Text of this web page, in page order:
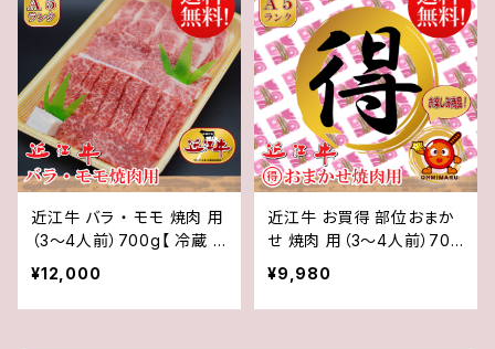
近江牛 バラ ・ モモ 焼肉 用
（3～4人前）700g【 冷蔵 】
A５ 「 認定 」近江牛☆ 焼肉
のタレ 凛 付き☆★ 送料無
料 ★※一部地域を除く
¥12,000
近江牛 お買得 部位おまか
せ 焼肉 用（3～4人前）700
g【 冷蔵 】 A５ 「 認定 」近
江牛☆ 焼肉のタレ 凛 付き
☆★ 送料無料 ★※一部地
¥9,980